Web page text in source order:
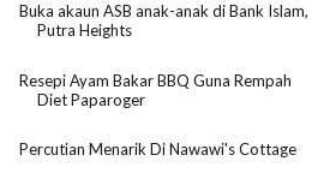
Buka akaun ASB anak-anak di Bank Islam,
Putra Heights
Resepi Ayam Bakar BBQ Guna Rempah
Diet Paparoger
Percutian Menarik Di Nawawi's Cottage